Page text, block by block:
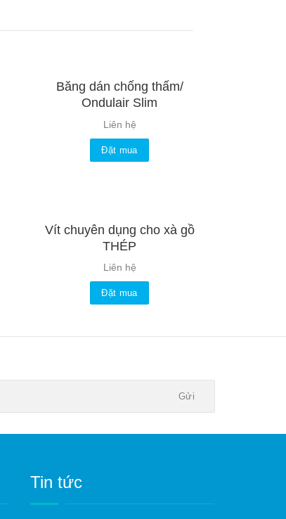
Băng dán chống thấm/
Ondulair Slim
Liên hệ
Đặt mua
Vít chuyên dụng cho xà gồ
THÉP
Liên hệ
Đặt mua
Tin tức